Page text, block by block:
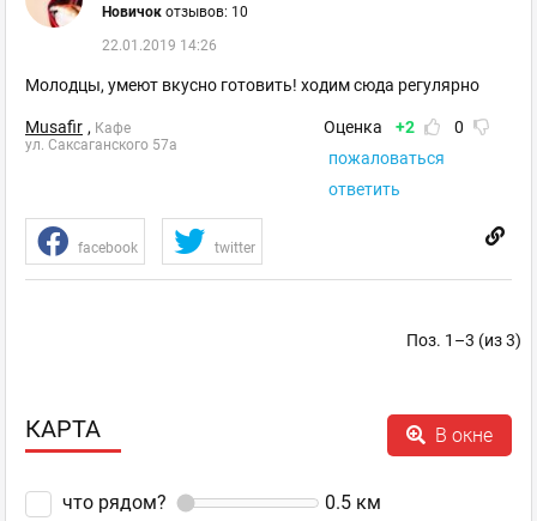
Новичок отзывов: 10
22.01.2019 14:26
Молодцы, умеют вкусно готовить! ходим сюда регулярно
Musafir , Кафе
ул. Саксаганского 57а
Оценка +2
0
пожаловаться
ответить
facebook twitter
Поз. 1–3 (из 3)
КАРТА В окне
что рядом? 0.5 км